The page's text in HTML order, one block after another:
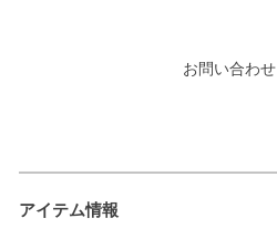
お問い合わせ
アイテム情報